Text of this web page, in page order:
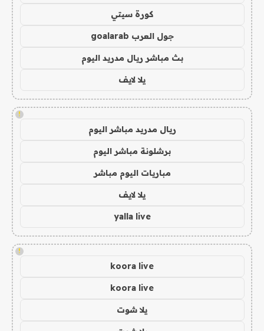
كورة سيتي
جول العرب goalarab
بث مباشر ريال مدريد اليوم
يلا لايف
!
ريال مدريد مباشر اليوم
برشلونة مباشر اليوم
مباريات اليوم مباشر
يلا لايف
yalla live
!
koora live
koora live
يلا شوت